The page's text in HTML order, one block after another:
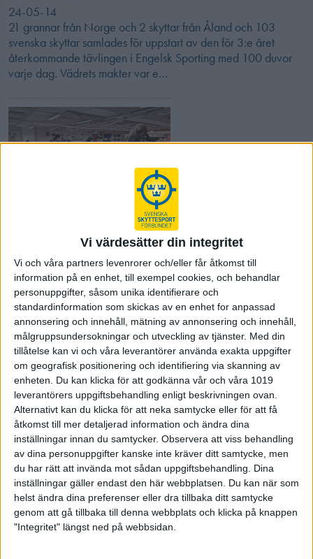
Vi värdesätter din integritet
Vi och våra partners levenrorer och/eller får åtkomst till
information på en enhet, till exempel cookies, och behandlar
personuppgifter, såsom unika identifierare och
standardinformation som skickas av en enhet for anpassad
annonsering och innehåll, mätning av annonsering och innehåll,
målgruppsundersokningar och utveckling av tjänster. Med din
tillåtelse kan vi och våra leverantörer använda exakta uppgifter
om geografisk positionering och identifiering via skanning av
enheten. Du kan klicka för att godkänna vår och våra 1019
leverantörers uppgiftsbehandling enligt beskrivningen ovan.
Alternativt kan du klicka för att neka samtycke eller för att få
åtkomst till mer detaljerad information och ändra dina
inställningar innan du samtycker. Observera att viss behandling
av dina personuppgifter kanske inte kräver ditt samtycke, men
du har rätt att invända mot sådan uppgiftsbehandling. Dina
inställningar gäller endast den här webbplatsen. Du kan när som
helst ändra dina preferenser eller dra tillbaka ditt samtycke
genom att gå tillbaka till denna webbplats och klicka på knappen
"Integritet" längst ned på webbsidan.
24-05-14
21 grannar från Norge och 2 skyttar från Åland och 103
svenska skyttar samlades för uppstart av den för 3:e året
återkommande tävlingen i Engelsk Sporting med 100 duvor
varje dag. Vädrets makter var e…
Korthållsläger i norr
Nöjd Madsen i blåsigt Baku
24-05-11
Marcus Madsen slutade som 16:e man i herrarnas 3x20 i
Baku där vinden var en utmanande faktor för skyttarna. "Nöjd
med utförandet och hanteringen av vinden", sa Marcus om